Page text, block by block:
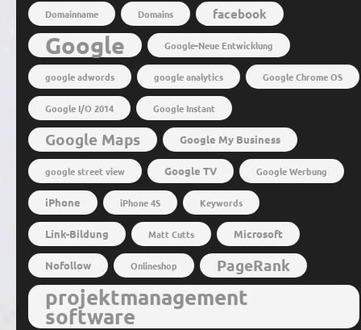
Domainname Domains facebook
Google Google-Neue Entwicklung
google adwords google analytics Google Chrome OS
Google I/O 2014 Google Instant
Google Maps Google My Business
google street view Google TV Google Werbung
iPhone iPhone 4S Keywords
Link-Bildung Matt Cutts Microsoft
Nofollow Onlineshop PageRank
projektmanagement
software